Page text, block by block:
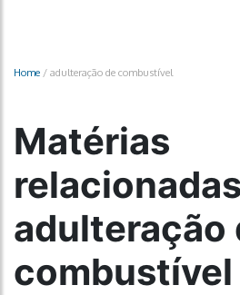
Home / adulteração de combustível
Matérias
adulteração
combustível